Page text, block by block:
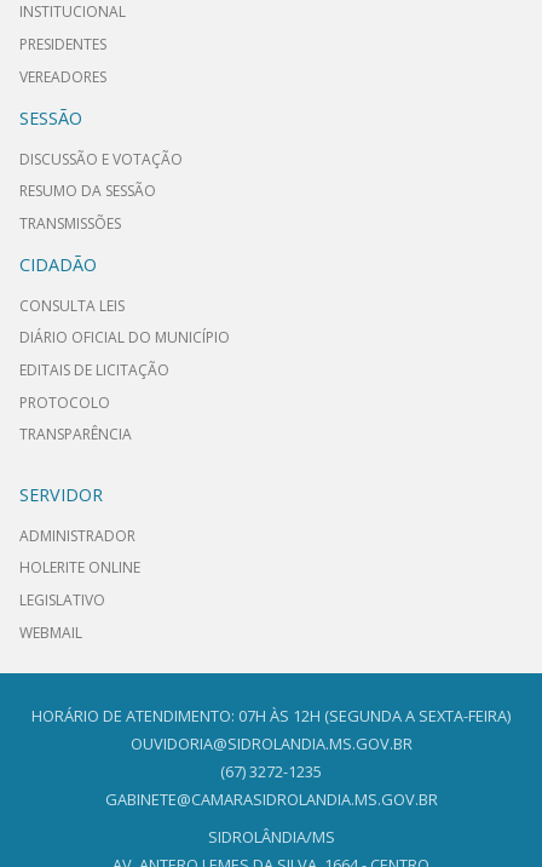
INSTITUCIONAL
PRESIDENTES
VEREADORES
SESSÃO
DISCUSSÃO E VOTAÇÃO
RESUMO DA SESSÃO
TRANSMISSÕES
CIDADÃO
CONSULTA LEIS
DIÁRIO OFICIAL DO MUNICÍPIO
EDITAIS DE LICITAÇÃO
PROTOCOLO
TRANSPARÊNCIA
SERVIDOR
ADMINISTRADOR
HOLERITE ONLINE
LEGISLATIVO
WEBMAIL
HORÁRIO DE ATENDIMENTO: 07H ÀS 12H (SEGUNDA A SEXTA-FEIRA)
OUVIDORIA@SIDROLANDIA.MS.GOV.BR
(67) 3272-1235
GABINETE@CAMARASIDROLANDIA.MS.GOV.BR
SIDROLÂNDIA/MS